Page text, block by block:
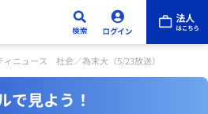
ィニュース 社会／為末大（5/23放送）
で見よう！